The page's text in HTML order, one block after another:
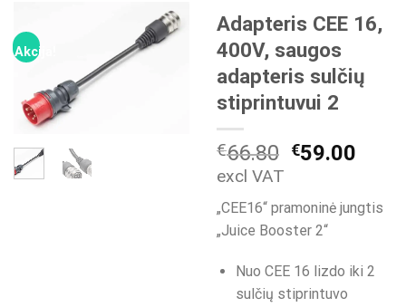
Akcija!
Adapteris CEE 16,
400V, saugos
adapteris sulčių
stiprintuvui 2
€66.80 Original
was:
€66.80.
€59.00
is:
excl VAT
„CEE16“ pramoninė jungtis
„Juice Booster 2“
Nuo CEE 16 lizdo iki 2
sulčių stiprintuvo